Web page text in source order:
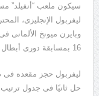
سيكون ملعب “أنفيلد”
ليفربول الإنجليزى،
وبايرن ميونخ الألمانى
16 بمسابقة دورى أبطال أوروبا.